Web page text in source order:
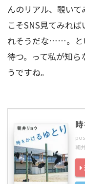
んのリアル、覗い
こそSNS見てみれ
れそうだな……。と
待つ。って私が知
うですね。
朝